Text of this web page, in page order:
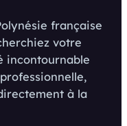
française
votre
incontournable
à la